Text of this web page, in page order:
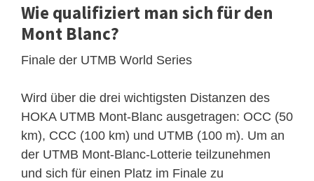
Wie qualifiziert man sich für den
Mont Blanc?
Finale der UTMB World Series
Wird über die drei wichtigsten Distanzen des
HOKA UTMB Mont-Blanc ausgetragen: OCC (50
km), CCC (100 km) und UTMB (100 m). Um an
der UTMB Mont-Blanc-Lotterie teilzunehmen
und sich für einen Platz im Finale zu